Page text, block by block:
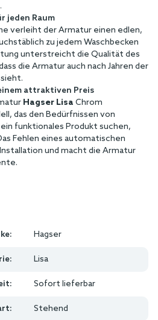
jeden Raum
verleiht der Armatur einen edlen,
zu jedem Waschbecken
unterstreicht die Qualität des
die Armatur auch nach Jahren der
attraktiven Preis
Hagser Lisa Chrom
das den Bedürfnissen von
funktionales Produkt suchen,
Fehlen eines automatischen
und macht die Armatur
Hagser
Lisa
Sofort lieferbar
Stehend